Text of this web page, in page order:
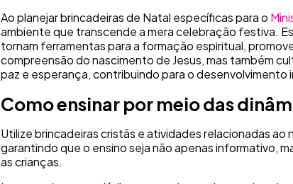
Ao planejar brincadeiras de Natal específicas para o
ambiente que transcende a mera celebração festiva.
tornam ferramentas para a formação espiritual,
compreensão do nascimento de Jesus, mas também
paz e esperança, contribuindo para o desenvolvimento
Como ensinar por meio das
Utilize brincadeiras cristãs e atividades relacionadas ao
garantindo que o ensino seja não apenas informativo,
as crianças.